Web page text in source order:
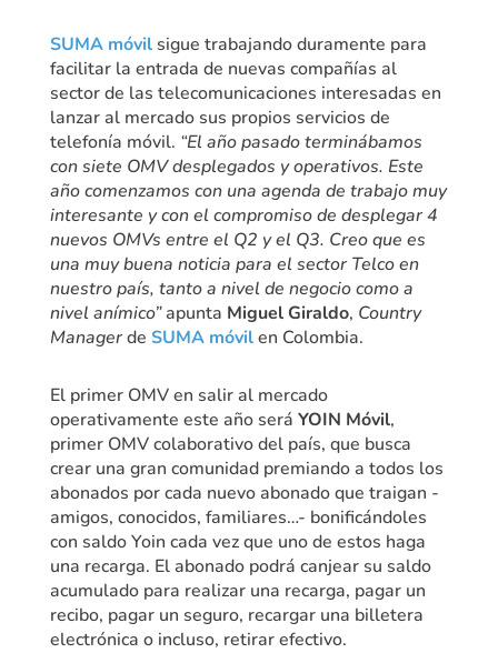
SUMA móvilsigue trabajando duramente para
facilitar la entrada de nuevas compañías al
sector de las telecomunicaciones interesadas en
lanzar al mercado sus propios servicios de
telefonía móvil. “El año pasado terminábamos
con siete OMV desplegados y operativos. Este
año comenzamos con una agenda de trabajo muy
interesante y con el compromiso de desplegar 4
nuevos OMVs entre el Q2 y el Q3. Creo que es
una muy buena noticia para el sector Telco en
nuestro país, tanto a nivel de negocio como a
nivel anímico”apunta Miguel Giraldo, Country
Managerde SUMA móvilen Colombia.
El primer OMV en salir al mercado
operativamente este año será YOIN Móvil,
primer OMV colaborativo del país, que busca
crear una gran comunidad premiando a todos los
abonados por cada nuevo abonado que traigan -
amigos, conocidos, familiares…- bonificándoles
con saldo Yoin cada vez que uno de estos haga
una recarga. El abonado podrá canjear su saldo
acumulado para realizar una recarga, pagar un
recibo, pagar un seguro, recargar una billetera
electrónica o incluso, retirar efectivo.